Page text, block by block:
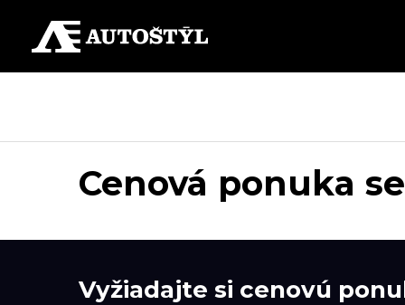
Cenová ponuka
Vyžiadajte si cenovú